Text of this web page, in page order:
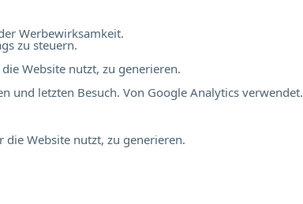
Werbewirksamkeit.
zu steuern.
Website nutzt, zu generieren.
und letzten Besuch. Von Google Analytics verwendet.
Website nutzt, zu generieren.